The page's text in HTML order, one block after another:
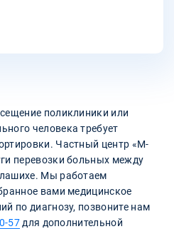
поликлиники или
человека требует
Частный центр «М-
перевозки больных между
Мы работаем
вами медицинское
по диагнозу, позвоните нам
57для дополнительной